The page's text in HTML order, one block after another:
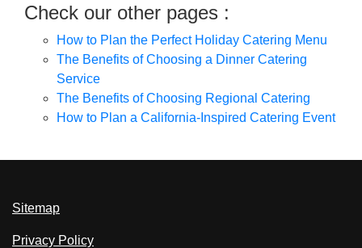
Check our other pages :
How to Plan the Perfect Holiday Catering Menu
The Benefits of Choosing a Dinner Catering
Service
The Benefits of Choosing Regional Catering
How to Plan a California-Inspired Catering Event
Sitemap
Privacy Policy